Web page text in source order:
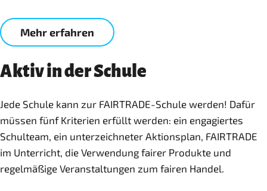
Mehr erfahren
Aktiv in der Schule
Jede Schule kann zur FAIRTRADE-Schule werden! Dafür
müssen fünf Kriterien erfüllt werden: ein engagiertes
Schulteam, ein unterzeichneter Aktionsplan, FAIRTRADE
im Unterricht, die Verwendung fairer Produkte und
regelmäßige Veranstaltungen zum fairen Handel.